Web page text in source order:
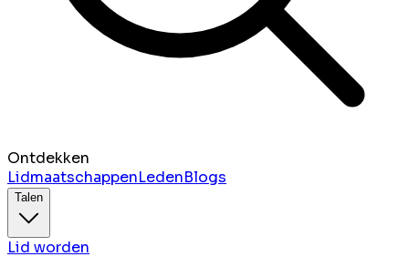
Ontdekken
LidmaatschappenLedenBlogs
Talen
Lid worden